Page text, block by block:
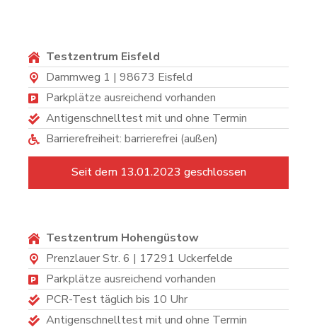
Testzentrum Eisfeld
Dammweg 1 | 98673 Eisfeld
Parkplätze ausreichend vorhanden
Antigenschnelltest mit und ohne Termin
Barrierefreiheit: barrierefrei (außen)
Seit dem 13.01.2023 geschlossen
Testzentrum Hohengüstow
Prenzlauer Str. 6 | 17291 Uckerfelde
Parkplätze ausreichend vorhanden
PCR-Test täglich bis 10 Uhr
Antigenschnelltest mit und ohne Termin